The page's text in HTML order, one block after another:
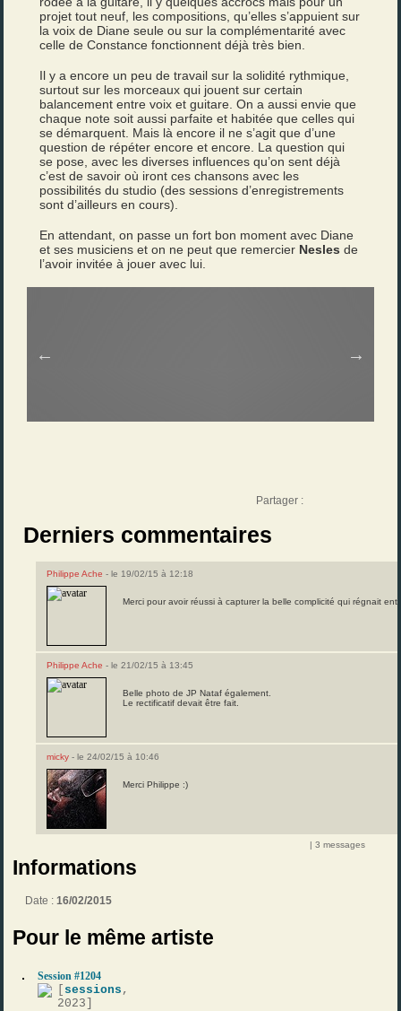
projet tout neuf, les compositions, qu’elles s’appuient sur
la voix de Diane seule ou sur la complémentarité avec
celle de Constance fonctionnent déjà très bien.
Il y a encore un peu de travail sur la solidité rythmique,
surtout sur les morceaux qui jouent sur certain
balancement entre voix et guitare. On a aussi envie que
chaque note soit aussi parfaite et habitée que celles qui
se démarquent. Mais là encore il ne s’agit que d’une
question de répéter encore et encore. La question qui
se pose, avec les diverses influences qu’on sent déjà
c’est de savoir où iront ces chansons avec les
possibilités du studio (des sessions d’enregistrements
sont d’ailleurs en cours).
En attendant, on passe un fort bon moment avec Diane
et ses musiciens et on ne peut que remercier Neslesde
l’avoir invitée à jouer avec lui.
Partager :
Derniers commentaires
Philippe Ache - le 19/02/15 à 12:18
Merci pour avoir réussi à capturer la belle complicité qui régnait
Philippe Ache - le 21/02/15 à 13:45
Belle photo de JP Nataf également.
Le rectificatif devait être fait.
micky - le 24/02/15 à 10:46
Merci Philippe :)
| 3 messages
Informations
Date :16/02/2015
Pour le même artiste
Session #1204
sessions ,
2023]